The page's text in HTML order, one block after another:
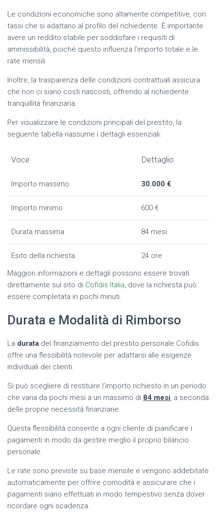
Le condizioni economiche sono altamente competitive, con
tassi che si adattano al profilo del richiedente. È importante
avere un reddito stabile per soddisfare i requisiti di
ammissibilità, poiché questo influenza l’importo totale e le
rate mensili.
Inoltre, la trasparenza delle condizioni contrattuali assicura
che non ci siano costi nascosti, offrendo al richiedente
tranquillità finanziaria.
Per visualizzare le condizioni principali del prestito, la
seguente tabella riassume i dettagli essenziali:
Voce Dettaglio
Importo massimo 30.000 €
Importo minimo 600 €
Durata massima 84 mesi
Esito della richiesta
24 ore
Maggiori informazioni e dettagli possono essere trovati
direttamente sul sito di Cofidis Italia, dove la richiesta può
essere completata in pochi minuti.
Durata e Modalità di Rimborso
La durata del finanziamento del prestito personale Cofidis
offre una flessibilità notevole per adattarsi alle esigenze
individuali dei clienti.
Si può scegliere di restituire l’importo richiesto in un periodo
che varia da pochi mesi a un massimo di 84 mesi, a seconda
delle proprie necessità finanziarie.
Questa flessibilità consente a ogni cliente di pianificare i
pagamenti in modo da gestire meglio il proprio bilancio
personale.
Le rate sono previste su base mensile e vengono addebitate
automaticamente per offrire comodità e assicurare che i
pagamenti siano effettuati in modo tempestivo senza dover
ricordare ogni scadenza.